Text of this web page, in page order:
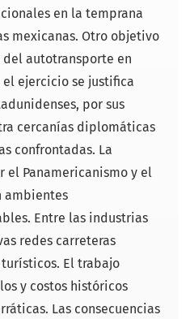
en la temprana
mexicanas. Otro objetivo
autotransporte en
el ejercicio se justifica
por sus
cercanías diplomáticas
confrontadas. La
el Panamericanismo y el
ambientes
Entre las industrias
redes carreteras
El trabajo
y costos históricos
Las consecuencias